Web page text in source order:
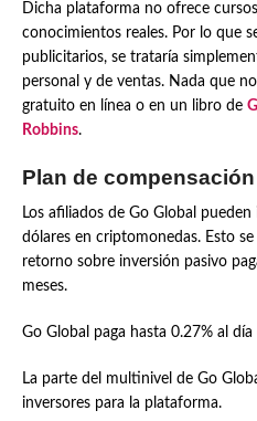
Dicha plataforma no ofrece
conocimientos reales. Por lo que
publicitarios, se trataría
personal y de ventas. Nada que
gratuito en línea o en un libro de
Robbins.
Plan de compensación
Los afiliados de Go Global
dólares en criptomonedas. Esto
retorno sobre inversión pasivo
meses.
Go Global paga hasta 0.27% al
La parte del multinivel de Go
inversores para la plataforma.